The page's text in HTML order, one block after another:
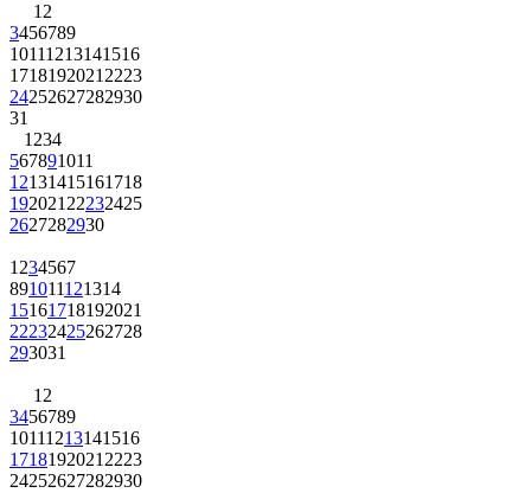
1 2
3456789
10111213141516
1718192021 2223
24252627282930
31
1 234
567891011
12131415161718
192021 22232425
2627282930
1 234567
891011121314
15161718192021
22232425262728
293031
1 2
3456789
10111213141516
1718192021 2223
24252627282930